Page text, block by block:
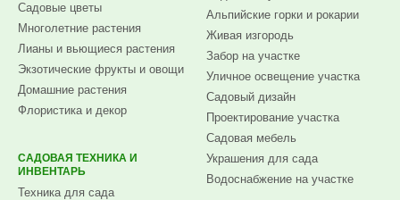
Садовые цветы
Многолетние растения
Лианы и вьющиеся растения
Экзотические фрукты и овощи
Домашние растения
Флористика и декор
САДОВАЯ ТЕХНИКА И
ИНВЕНТАРЬ
Техника для сада
Альпийские горки и рокарии
Живая изгородь
Забор на участке
Уличное освещение участка
Садовый дизайн
Проектирование участка
Садовая мебель
Украшения для сада
Водоснабжение на участке